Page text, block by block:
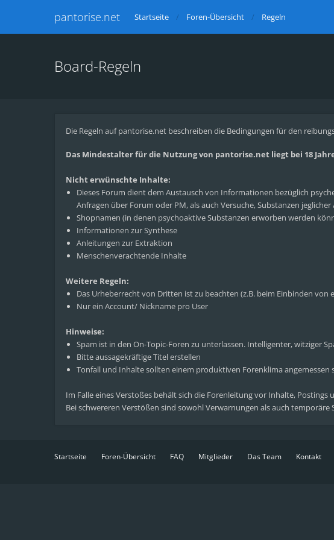
pantorise.net Startseite Foren-Übersicht Regeln
Board-Regeln
Die Regeln auf pantorise.net beschreiben die Bedingungen für den
Das Mindestalter für die Nutzung von pantorise.net liegt bei 18
Nicht erwünschte Inhalte:
Dieses Forum dient dem Austausch von Informationen bezüglich
Anfragen über Forum oder PM, als auch Versuche, Substanzen
Shopnamen (in denen psychoaktive Substanzen erworben werden
Informationen zur Synthese
Anleitungen zur Extraktion
Menschenverachtende Inhalte
Weitere Regeln:
Das Urheberrecht von Dritten ist zu beachten (z.B. beim Einbinden
Nur ein Account/ Nickname pro User
Hinweise:
Spam ist in den On-Topic-Foren zu unterlassen. Intelligenter, witziger
Bitte aussagekräftige Titel erstellen
Tonfall und Inhalte sollten einem produktiven Forenklima angemessen
Im Falle eines Verstoßes behält sich die Forenleitung vor Inhalte, Postings
Bei schwereren Verstößen sind sowohl Verwarnungen als auch
Startseite Foren-Übersicht FAQ Mitglieder Das Team Kontakt